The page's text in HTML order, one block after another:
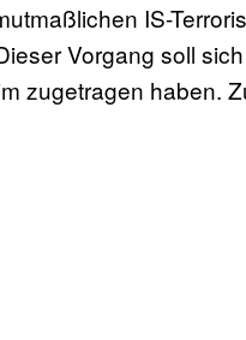
IS-
Vorgang soll
zugetragen haben.